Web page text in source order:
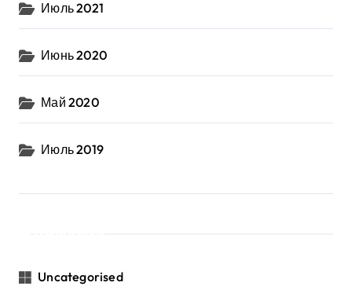
Июль 2021
Июнь 2020
Май 2020
Июль 2019
Uncategorised